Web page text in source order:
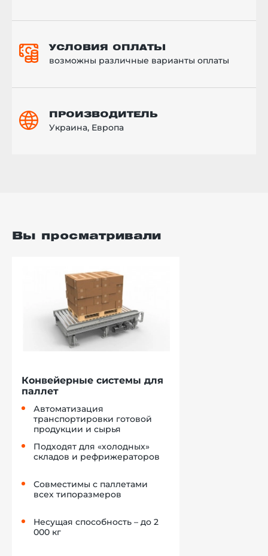
УСЛОВИЯ ОПЛАТЫ
возможны различные варианты оплаты
ПРОИЗВОДИТЕЛЬ
Украина, Европа
Вы просматривали
Конвейерные системы для
паллет
Автоматизация
транспортировки готовой
продукции и сырья
Подходят для «холодных»
складов и рефрижераторов
Совместимы с паллетами
всех типоразмеров
Несущая способность – до 2
000 кг